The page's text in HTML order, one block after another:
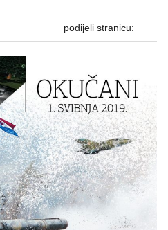
podijeli stranicu: